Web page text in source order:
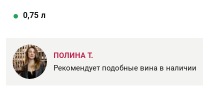
0,75 л
ПОЛИНА Т.
Рекомендует подобные вина в наличии